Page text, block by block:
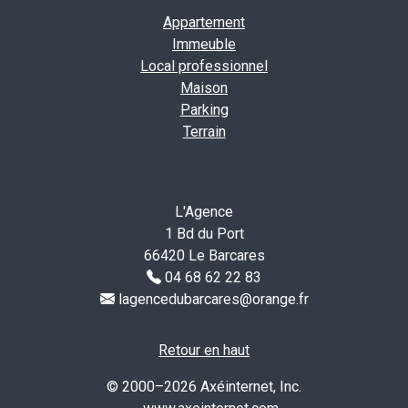
Appartement
Immeuble
Local professionnel
Maison
Parking
Terrain
L'Agence
1 Bd du Port
66420 Le Barcares
04 68 62 22 83
lagencedubarcares@orange.fr
Retour en haut
© 2000–2026 Axéinternet, Inc.